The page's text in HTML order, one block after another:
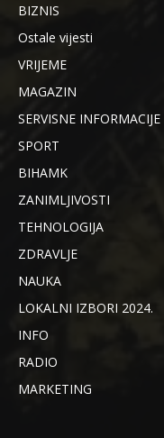
BIZNIS
Ostale vijesti
VRIJEME
MAGAZIN
SERVISNE INFORMACIJE
SPORT
BIHAMK
ZANIMLJIVOSTI
TEHNOLOGIJA
ZDRAVLJE
NAUKA
LOKALNI IZBORI 2024.
INFO
RADIO
MARKETING